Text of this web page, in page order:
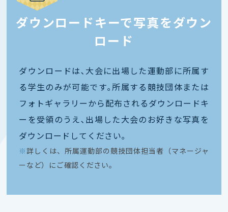
ダウンロードキーで写真をダウン
ロード
ダウンロードは､大会に出場した運動部に所属す
る学生のみが可能です｡所属する競技団体または
フォトギャラリーから配布されるダウンロードキ
ーを受領のうえ､出場した大会のお好きな写真を
ダウンロードしてください｡
※ 詳しくは、所属運動部の競技団体担当者（マネージャ
ーなど）にご確認ください。